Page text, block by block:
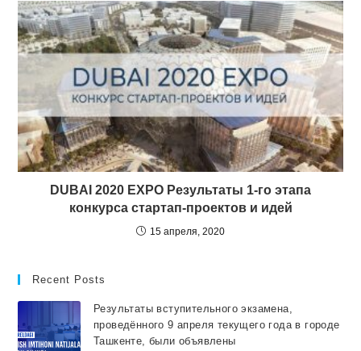
DUBAI 2020 EXPO Результаты 1-го этапа
конкурса стартап-проектов и идей
15 апреля, 2020
Recent Posts
Результаты вступительного экзамена,
проведённого 9 апреля текущего года в городе
Ташкентe, были объявлены